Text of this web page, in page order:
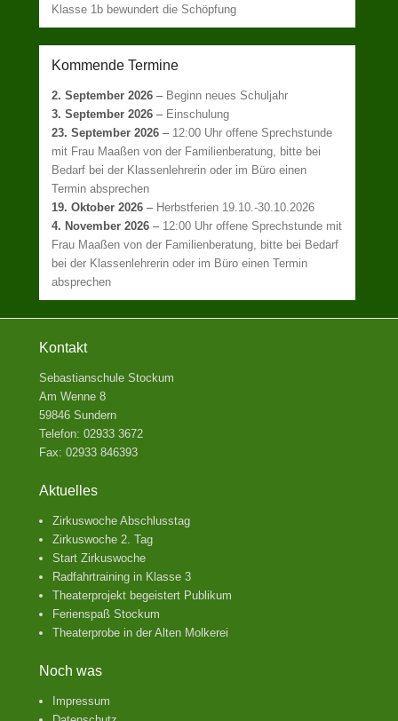
Klasse 1b bewundert die Schöpfung
Kommende Termine
2. September 2026 – Beginn neues Schuljahr
3. September 2026 – Einschulung
23. September 2026 – 12:00 Uhr offene Sprechstunde
mit Frau Maaßen von der Familienberatung, bitte bei
Bedarf bei der Klassenlehrerin oder im Büro einen
Termin absprechen
19. Oktober 2026 – Herbstferien 19.10.-30.10.2026
4. November 2026 – 12:00 Uhr offene Sprechstunde mit
Frau Maaßen von der Familienberatung, bitte bei Bedarf
bei der Klassenlehrerin oder im Büro einen Termin
absprechen
Kontakt
Sebastianschule Stockum
Am Wenne 8
59846 Sundern
Telefon: 02933 3672
Fax: 02933 846393
Aktuelles
Zirkuswoche Abschlusstag
Zirkuswoche 2. Tag
Start Zirkuswoche
Radfahrtraining in Klasse 3
Theaterprojekt begeistert Publikum
Ferienspaß Stockum
Theaterprobe in der Alten Molkerei
Noch was
Impressum